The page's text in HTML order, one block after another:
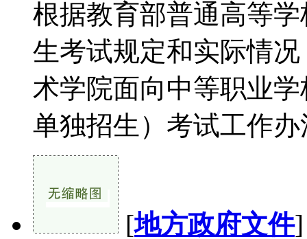
根据教育部普通高等
生考试规定和实际情
术学院面向中等职业
单独招生）考试工作办
[地方政府文件